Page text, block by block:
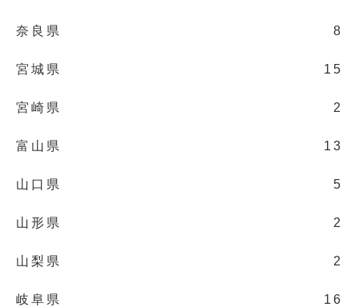
奈良県 8
宮城県 15
宮崎県 2
富山県 13
山口県 5
山形県 2
山梨県 2
岐阜県 16